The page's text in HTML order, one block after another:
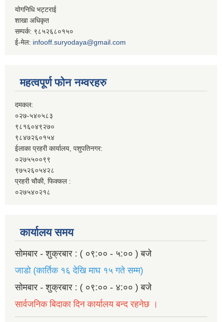
योगनिधि भट्टराई
शाखा अधिकृत
सम्पर्क: ९८५२६८०१५०
ई-मेल: infooff.suryodaya@gmail.com
महत्वपूर्ण फोन नम्वरहरु
दमकल:
०२७-५४०५८३
९८१६०४९२७०
९८४७२६०१५४
ईलाका प्रहरी कार्यालय, पशुपतिनगर:
०२७५५००९९
९७५२६०५४२८
प्रहरी चौकी, फिक्कल :
०२७५४०२१८
कार्यालय समय
सोमबार - शुक्रबार : ( ०९:०० - ५:०० ) बजे
जाडो (कार्तिक १६ देखि माघ १५ गते सम्म)
सोमबार - शुक्रबार : ( ०९:०० - ४:०० ) बजे
सार्वजनिक बिदाका दिन कार्यालय बन्द रहनेछ ।